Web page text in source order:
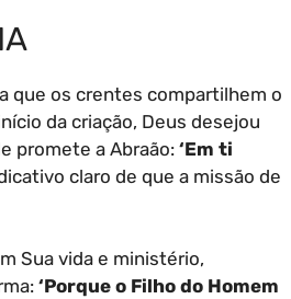
que os crentes compartilhem o
da criação, Deus desejou
promete a Abraão: ‘Em ti
claro de que a missão de
Sua vida e ministério,
‘Porque o Filho do Homem